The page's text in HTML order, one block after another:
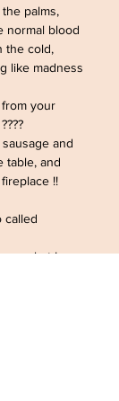
palms,
normal blood
the cold,
like madness
your
and
table, and
!!
called
what I am